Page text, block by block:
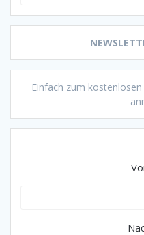
Einfach zum